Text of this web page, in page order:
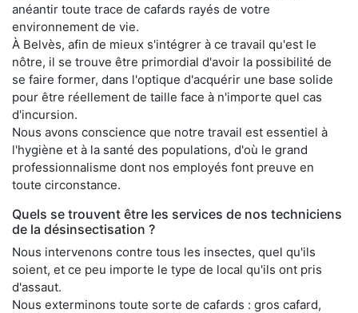
anéantir toute trace de cafards rayés de votre
environnement de vie.
À Belvès, afin de mieux s'intégrer à ce travail qu'est le
nôtre, il se trouve être primordial d'avoir la possibilité de
se faire former, dans l'optique d'acquérir une base solide
pour être réellement de taille face à n'importe quel cas
d'incursion.
Nous avons conscience que notre travail est essentiel à
l'hygiène et à la santé des populations, d'où le grand
professionnalisme dont nos employés font preuve en
toute circonstance.
Quels se trouvent être les services de nos techniciens
de la désinsectisation ?
Nous intervenons contre tous les insectes, quel qu'ils
soient, et ce peu importe le type de local qu'ils ont pris
d'assaut.
Nous exterminons toute sorte de cafards : gros cafard,